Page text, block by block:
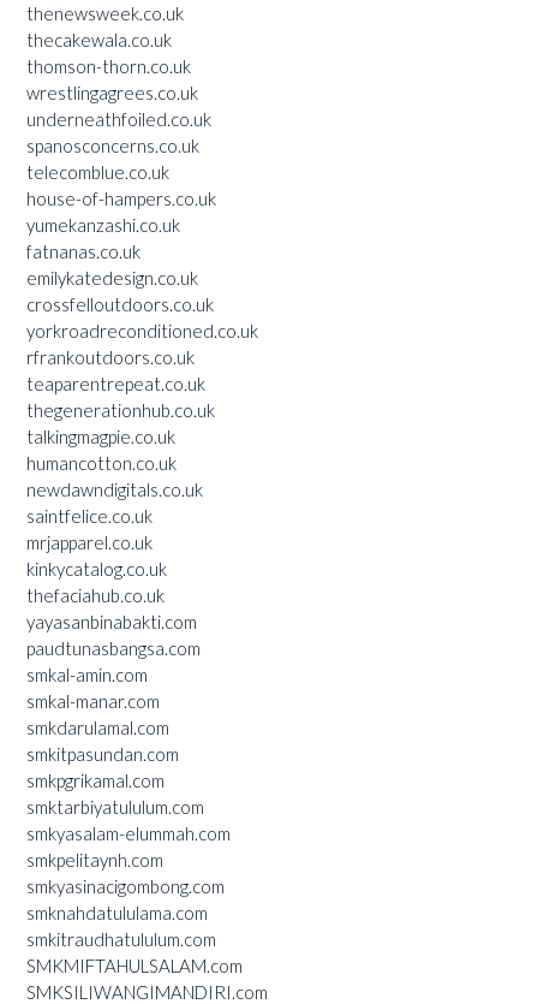
thenewsweek.co.uk
thecakewala.co.uk
thomson-thorn.co.uk
wrestlingagrees.co.uk
underneathfoiled.co.uk
spanosconcerns.co.uk
telecomblue.co.uk
house-of-hampers.co.uk
yumekanzashi.co.uk
fatnanas.co.uk
emilykatedesign.co.uk
crossfelloutdoors.co.uk
yorkroadreconditioned.co.uk
rfrankoutdoors.co.uk
teaparentrepeat.co.uk
thegenerationhub.co.uk
talkingmagpie.co.uk
humancotton.co.uk
newdawndigitals.co.uk
saintfelice.co.uk
mrjapparel.co.uk
kinkycatalog.co.uk
thefaciahub.co.uk
yayasanbinabakti.com
paudtunasbangsa.com
smkal-amin.com
smkal-manar.com
smkdarulamal.com
smkitpasundan.com
smkpgrikamal.com
smktarbiyatululum.com
smkyasalam-elummah.com
smkpelitaynh.com
smkyasinacigombong.com
smknahdatululama.com
smkitraudhatululum.com
SMKMIFTAHULSALAM.com
SMKSILIWANGIMANDIRI.com